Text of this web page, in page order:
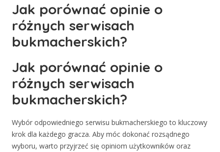
Jak porównać opinie o
różnych serwisach
bukmacherskich?
Jak porównać opinie o
różnych serwisach
bukmacherskich?
Wybór odpowiedniego serwisu bukmacherskiego to kluczowy
krok dla każdego gracza. Aby móc dokonać rozsądnego
wyboru, warto przyjrzeć się opiniom użytkowników oraz